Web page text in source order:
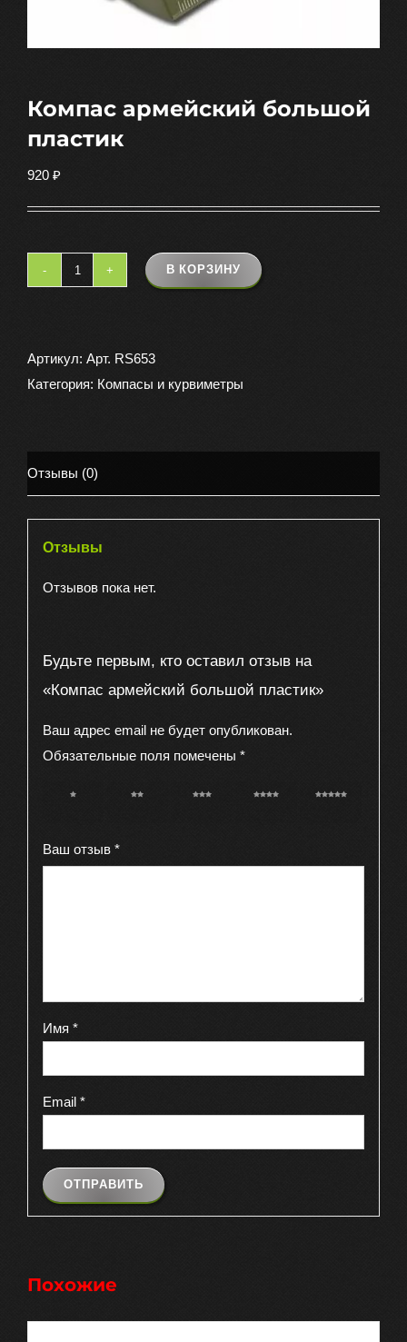
Компас армейский большой
пластик
920 ₽
Количество
армейский
большой
В КОРЗИНУ
Артикул: Арт. RS653
Категория: Компасы и курвиметры
Отзывы (0)
Отзывы
Отзывов пока нет.
Будьте первым, кто оставил отзыв на
«Компас армейский большой пластик»
Ваш адрес email не будет опубликован.
Обязательные поля помечены *
1 из 5
2 из 5
3 из 5
4 из 5
5 из 5
Ваш отзыв *
Имя *
Email *
Похожие